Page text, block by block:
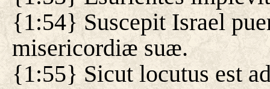
{1:54} Suscepit Israel
misericordiæ suæ.
{1:55} Sicut locutus est